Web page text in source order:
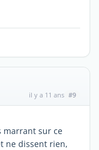
il y a 11 ans #9
marrant sur ce
ne dissent rien,